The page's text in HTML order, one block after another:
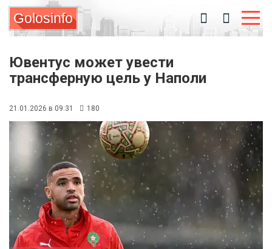
Golosinfo
Ювентус может увести
трансферную цель у Наполи
21.01.2026 в 09:31 180